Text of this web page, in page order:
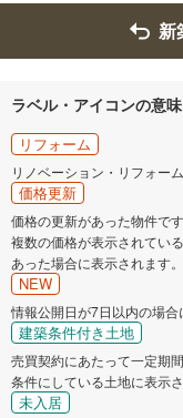
新
ラベル・アイコンの意味
リフォーム
リノベーション・リフォー
価格更新
価格の更新があった物件です
複数の価格が表示されてい
あった場合に表示されます。
NEW
情報公開日が7日以内の場合
建築条件付き土地
売買契約にあたって一定期
条件にしている土地に表示さ
未入居